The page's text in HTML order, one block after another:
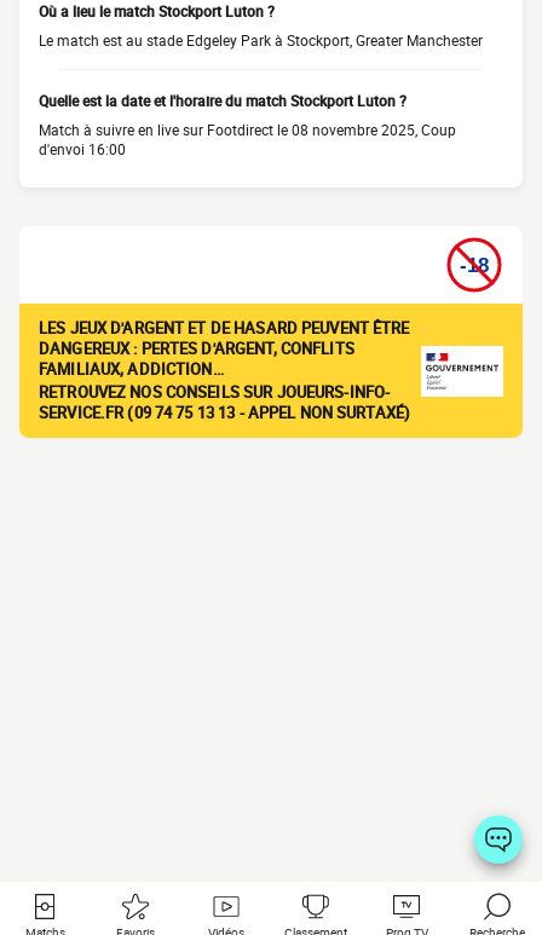
Où a lieu le match Stockport Luton ?
Le match est au stade Edgeley Park à Stockport, Greater Manchester
Quelle est la date et l'horaire du match Stockport Luton ?
Match à suivre en live sur Footdirect le 08 novembre 2025, Coup
d'envoi 16:00
LES JEUX D'ARGENT ET DE HASARD PEUVENT ÊTRE
DANGEREUX : PERTES D'ARGENT, CONFLITS
FAMILIAUX, ADDICTION…
RETROUVEZ NOS CONSEILS SUR JOUEURS-INFO-
SERVICE.FR (09 74 75 13 13 - APPEL NON SURTAXÉ)